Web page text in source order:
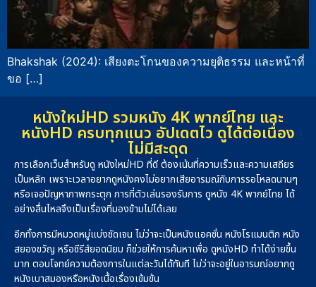
Bhakshak (2024): เสียงตะโกนของความยุติธรรม และหน้าที่
ขอ […]
หนังใหม่HD รวมหนัง 4K พากย์ไทย และ
หนังHD ครบทุกแนว อัปเดตไว ดูได้ต่อเนื่อง
ไม่มีสะดุด
การเลือกเว็บสำหรับดู หนังใหม่HD ที่ดี ต้องเน้นที่ความเร็วและความเสถียร
เป็นหลัก เพราะเวลาอยากดูหนังคงไม่อยากเสียอารมณ์กับการรอโหลดนานๆ
หรือเจอปัญหาภาพกระตุก การที่ตัวเล่นรองรับการ ดูหนัง 4K พากย์ไทย ได้
อย่างลื่นไหลจึงเป็นเรื่องที่มองข้ามไม่ได้เลย
อีกทั้งการมีหมวดหมู่แบ่งชัดเจน ไม่ว่าจะเป็นหนังแอคชั่น หนังโรแมนติก หนัง
สยองขวัญ หรือซีรีส์ยอดนิยม ก็ช่วยให้การค้นหาเพื่อ ดูหนังHD ทำได้ง่ายขึ้น
มาก ตอบโจทย์ความต้องการในแต่ละวันได้ทันที ไม่ว่าจะอยู่ในอารมณ์อยากดู
หนังเบาสมองหรือหนังเนื้อเรื่องเข้มข้น